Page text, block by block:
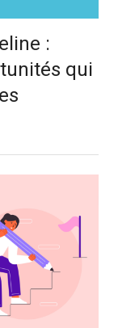
:
qui